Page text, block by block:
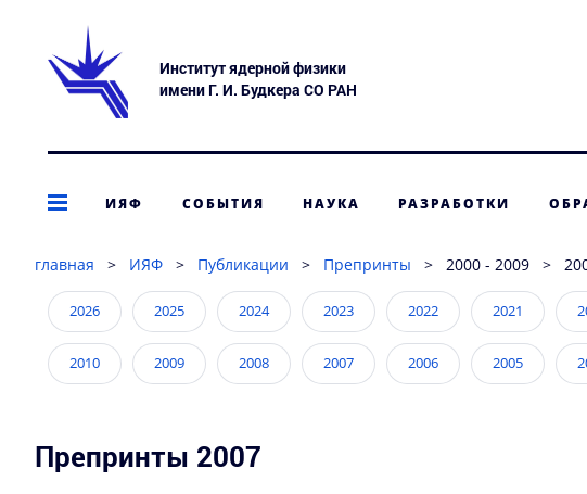
Институт ядерной физики
имени Г. И. Будкера СО РАН
ИЯФ СОБЫТИЯ НАУКА РАЗРАБОТКИ
главная > ИЯФ > Публикации > Препринты > 2000 - 2009 >
2026 2025 2024 2023 2022 2021
2010 2009 2008 2007 2006 2005
1978 1977 1976
Препринты 2007